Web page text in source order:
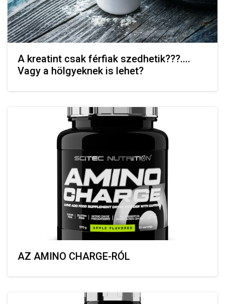
A kreatint csak férfiak szedhetik???....
Vagy a hölgyeknek is lehet?
AZ AMINO CHARGE-RÓL